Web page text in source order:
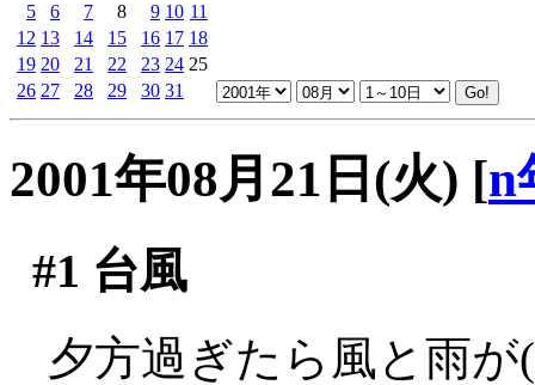
5
6 7 8 9 10 11
12 13 14 15 16 17 18
19 20 21 22 23 24 25
26 27 28 29 30 31
2001年08月21日(火) [n
#1 台風
夕方過ぎたら風と雨